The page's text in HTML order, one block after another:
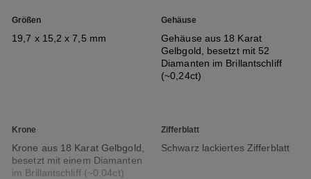
Größen
19,7 x 15,2 x 7,5 mm
Gehäuse
Gehäuse aus 18 Karat
Gelbgold, besetzt mit 52
Diamanten im Brillantschliff
(~0,24ct)
Krone
Krone aus 18 Karat Gelbgold,
besetzt mit einem Diamanten
im Brillantschliff (~0,04ct)
Zifferblatt
Schwarz lackiertes Zifferblatt